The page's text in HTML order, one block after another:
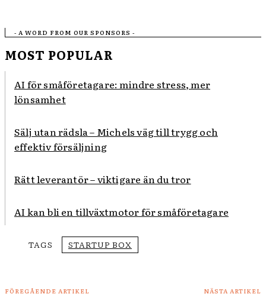
- A WORD FROM OUR SPONSORS -
MOST POPULAR
AI för småföretagare: mindre stress, mer
lönsamhet
Sälj utan rädsla – Michels väg till trygg och
effektiv försäljning
Rätt leverantör – viktigare än du tror
AI kan bli en tillväxtmotor för småföretagare
TAGS STARTUP BOX
FÖREGÅENDE ARTIKEL NÄSTA ARTIKEL